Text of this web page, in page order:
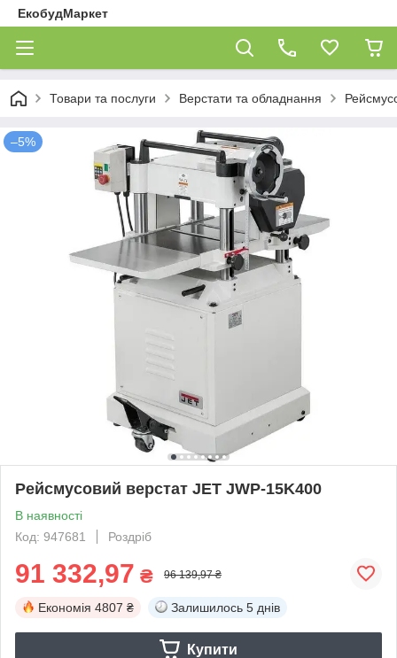
ЕкобудМаркет
Товари та послуги Верстати та обладнання
–5%
Рейсмусовий верстат JET JWP-15K400
В наявності
Код: 947681
Роздріб
91 332,97 ₴ 96 139,97 ₴
Економія 4807 ₴ Залишилось 5 днів
Купити